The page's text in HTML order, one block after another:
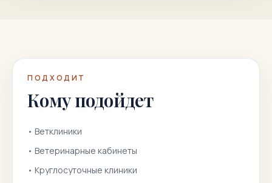
ПОДХОДИТ
Кому подойдет
• Ветклиники
• Ветеринарные кабинеты
• Круглосуточные клиники